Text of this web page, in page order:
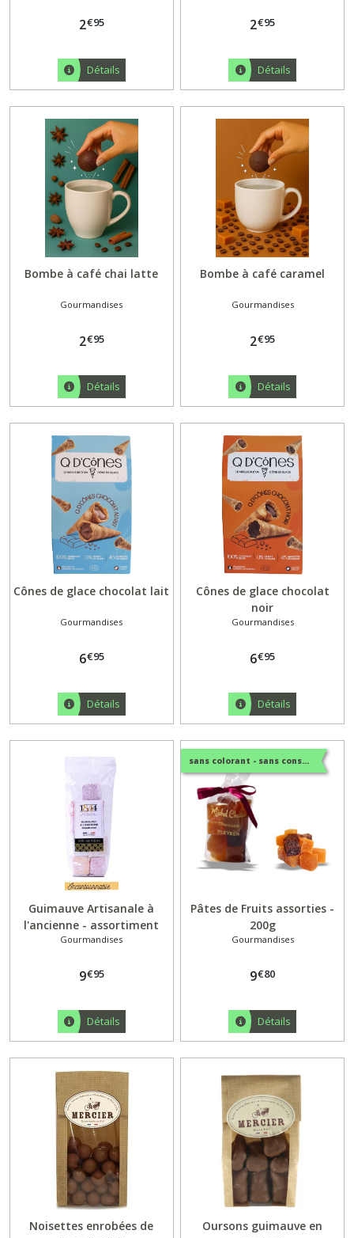
2€95
Détails
2€95
Détails
Bombe à café chai latte
Gourmandises
2€95
Détails
Bombe à café caramel
Gourmandises
2€95
Détails
Cônes de glace chocolat lait
Gourmandises
6€95
Détails
Cônes de glace chocolat
noir
Gourmandises
6€95
Détails
Guimauve Artisanale à
l'ancienne - assortiment
90gr
Gourmandises
9€95
Détails
sans colorant - sans conservateur
Pâtes de Fruits assorties -
200g
Gourmandises
9€80
Détails
Noisettes enrobées de
Oursons guimauve en